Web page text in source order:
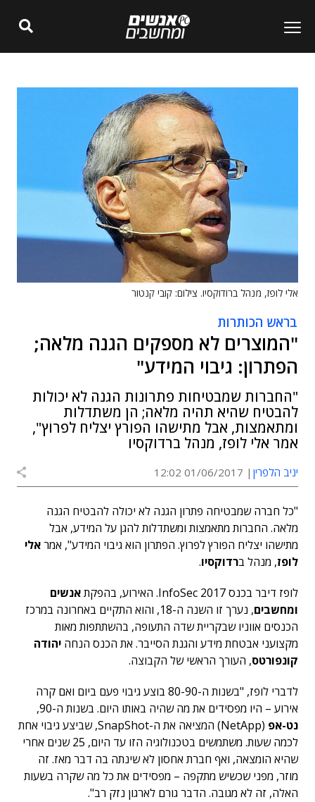
אלי לופז, מנהל ברודוקסיו. צילום: קובי קנטור
בראש הכותרות
"המוצרים לא מספקים הגנה מלאה;
הפתרון: גיבוי המידע"
"החברות שמבטיחות פתרונות הגנה לא יכולות
להבטיח שהיא תהיה מלאה; הן משתדלות
ומתאמצות, אבל מתישהו הפורץ יצליח לפרוץ",
אמר אלי לופז, מנהל ברדוקסיו
יניב הלפרין 01/06/2017 12:02
"כל חברה שמבטיחה פתרון הגנה לא יכולה להבטיח הגנה
מלאה. החברות מתאמצות ומשתדלות להגן על המידע, אבל
מתישהו יצליח הפורץ לפרוץ. הפתרון הוא גיבוי המידע", אמראלי
לופז, מנהל ברדוקסיו.
לופז דיבר בכנס InfoSec 2017. האירוע, בהפקת
אנשים
ומחשבים
, נערך זו השנה ה-18, והוא התקיים באחרונה במרכז
הכנסים אווניו שבקריית שדה התעופה, בהשתתפות מאות
מקצועני אבטחת מידע והגנת הסייבר. את הכנס הנחה יהודה
קונפורטס, העורך הראשי של הקבוצה.
לדברי לופז, "בשנות ה-80-90 בוצע גיבוי פעם ביום ואם קרה
אירוע – היו מפסידים את מה שהיה באותו היום. בשנות ה-90,
נט-אפ
(NetApp) המציאה את ה-SnapShot, שביצע גיבוי אחת
לכמה שעות. משתמשים בטכנולוגיה הזו עד היום, 25 שנים אחרי
שהיא הומצאה, ואף חברת אחסון לא שינתה בה דבר מאז. זה
מוזר, מפני שכשיש מתקפה – מפסידים את כל מה שקרה בשעות
האלה, זה לא מגובה. הדבר גורם לארגון נזק רב".